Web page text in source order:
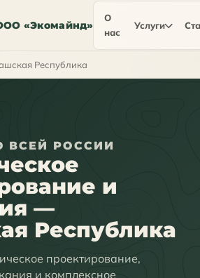
«Экомайнд»
О
нас
Услуги
Республика
ВСЕЙ РОССИИ
и
—
Республика
проектирование,
и комплексное